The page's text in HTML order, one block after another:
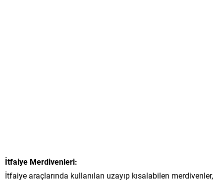
İtfaiye Merdivenleri:
İtfaiye araçlarında kullanılan uzayıp kısalabilen merdivenler,